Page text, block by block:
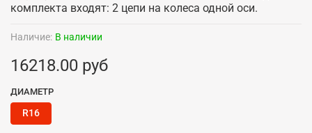
Наличие: В наличии
16218.00 руб
ДИАМЕТР
R16
комплекта входят: 2 цепи на колеса одной оси.